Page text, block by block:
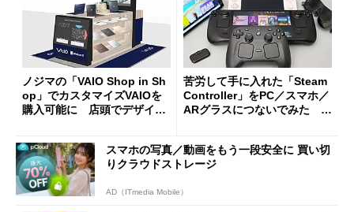
ノジマの「VAIO Shop in Sh
op」でカスタマイズVAIOを
購入可能に 店頭でデザイン
苦労して手に入れた「Steam
Controller」をPC／スマホ／
ARグラスにつないでみた ゲ
スマホの写真／動画をもう一段安全に 買い切
りクラウドストレージ
AD（ITmedia Mobile）